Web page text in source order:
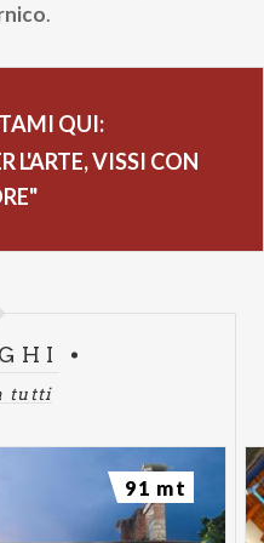
.
QUI:
L'ARTE, VISSI CON
tutti
91 mt